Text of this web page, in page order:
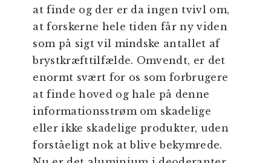
at finde og der er da ingen tvivl om,
at forskerne hele tiden får ny viden
som på sigt vil mindske antallet af
brystkræfttilfælde. Omvendt, er det
enormt svært for os som forbrugere
at finde hoved og hale på denne
informationsstrøm om skadelige
eller ikke skadelige produkter, uden
forståeligt nok at blive bekymrede.